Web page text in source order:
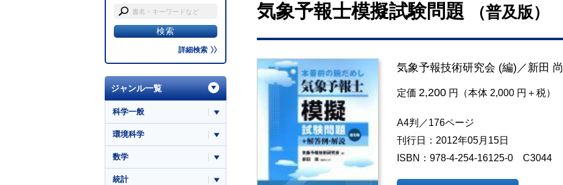
詳細検索
気象予報士模擬試験問題 （普及版）
気象予報技術研究会 (編)／ 新田 尚
定価 2,200 円（本体 2,000 円＋税）
A4判／176ページ
刊行日：2012年05月15日
ISBN：978-4-254-16125-0 C3044
ジャンル一覧
科学一般
環境科学
数学
統計